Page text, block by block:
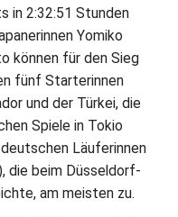
in 2:32:51 Stunden
Yomiko
können für den Sieg
fünf Starterinnen
und der Türkei, die
Spiele in Tokio
Läuferinnen
die beim Düsseldorf-
am meisten zu.